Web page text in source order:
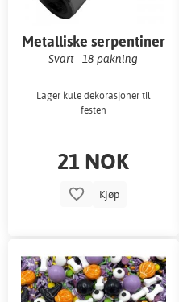
Metalliske serpentiner
Svart - 18-pakning
Lager kule dekorasjoner til
festen
21 NOK
Kjøp